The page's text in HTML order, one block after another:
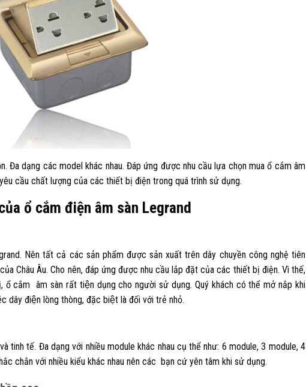
Đa dạng các model khác nhau. Đáp ứng được nhu cầu lựa chọn mua ổ cắm âm
cầu chất lượng của các thiết bị điện trong quá trình sử dụng.
ổ cắm điện âm sàn Legrand
Nên tất cả các sản phẩm được sản xuất trên dây chuyền công nghệ tiên
Châu Âu. Cho nên, đáp ứng được nhu cầu lắp đặt của các thiết bị điện. Vì thế,
ổ cắm âm sàn rất tiện dụng cho người sử dụng. Quý khách có thể mở nắp khi
dây điện lòng thòng, đặc biệt là đối với trẻ nhỏ.
tinh tế. Đa dạng với nhiều module khác nhau cụ thể như: 6 module, 3 module, 4
chắn với nhiều kiểu khác nhau nên các bạn cứ yên tâm khi sử dụng.